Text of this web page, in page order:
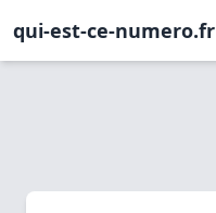
qui-est-ce-numero.fr